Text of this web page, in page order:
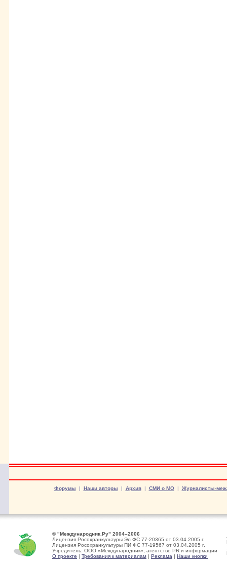
Форумы | Наши авторы | Архив| СМИ о МО| Журналисты-
© "Международник.Ру" 2004–2006
Лицензия Росохранкультуры Эл ФС 77-20365 от 03.04.2005 г.
Лицензия Росохранкультуры ПИ ФС 77-19567 от 03.04.2005 г.
Учредитель: ООО «Международник», агентство PR и информации
О проекте | Требования к материалам | Реклама | Наши кнопки